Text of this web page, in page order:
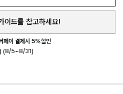
이드를 참고하세요!
페이 결제시 5%할인
) (8/5~8/31)